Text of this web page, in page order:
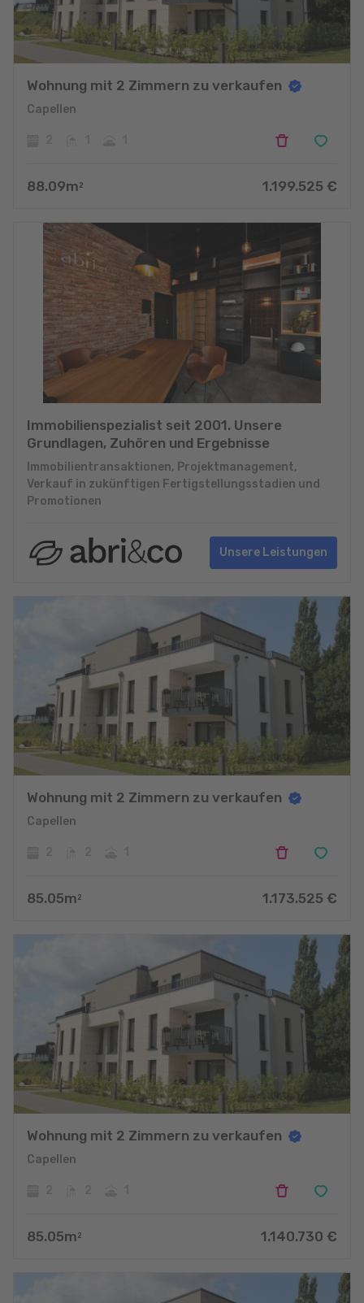
Wohnung mit 2 Zimmern zu verkaufen
Capellen
88.09m 2 1.199.525 €
Immobilienspezialist seit 2001. Unsere
Grundlagen, Zuhören und Ergebnisse
Immobilientransaktionen, Projektmanagement,
Verkauf in zukünftigen Fertigstellungsstadien und
Promotionen
Unsere Leistungen
Wohnung mit 2 Zimmern zu verkaufen
Capellen
85.05m 2 1.173.525 €
Wohnung mit 2 Zimmern zu verkaufen
Capellen
85.05m 2 1.140.730 €